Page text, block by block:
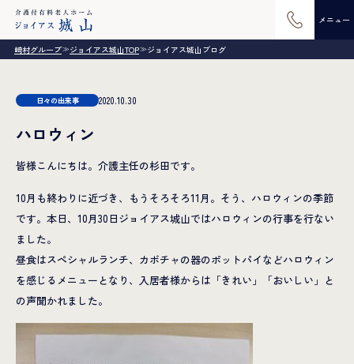
メニュー
崎村グループ≫ジョイアス城山TOP≫ジョイアス城山ブログ
日々の出来事 2020.10.30
ハロウィン
皆様こんにちは。介護主任の杉田です。
10月も終わりに近づき、もうそろそろ11月。そう、ハロウィンの季節
です。本日、10月30日ジョイアス城山ではハロウィンの行事を行ない
ました。
昼食はスペシャルランチ、カボチャの器のポットパイなどハロウィン
を感じるメニューとなり、入居者様からは「きれい」「おいしい」と
の声聞かれました。